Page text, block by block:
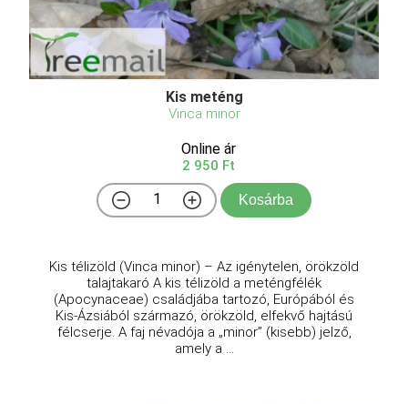
Kis meténg
Vinca minor
Online ár
2 950 Ft
Kosárba
Kis télizöld (Vinca minor) – Az igénytelen, örökzöld
talajtakaró A kis télizöld a meténgfélék
(Apocynaceae) családjába tartozó, Európából és
Kis-Ázsiából származó, örökzöld, elfekvő hajtású
félcserje. A faj névadója a „minor” (kisebb) jelző,
amely a ...